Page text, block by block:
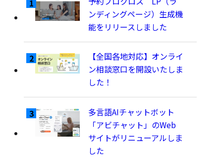
ンディングページ）生成機
能をリリースしました
【全国各地対応】オンライ
ン相談窓口を開設いたしま
した！
多言語AIチャットボット
「アビチャット」のWeb
サイトがリニューアルしま
した